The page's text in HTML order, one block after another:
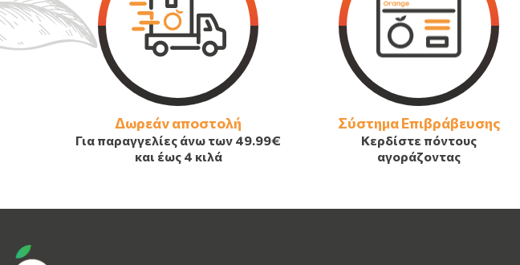
Δωρεάν αποστολή
Για παραγγελίες άνω των 49.99€
και έως 4 κιλά
Σύστημα Επιβράβευσης
Κερδίστε πόντους
αγοράζοντας